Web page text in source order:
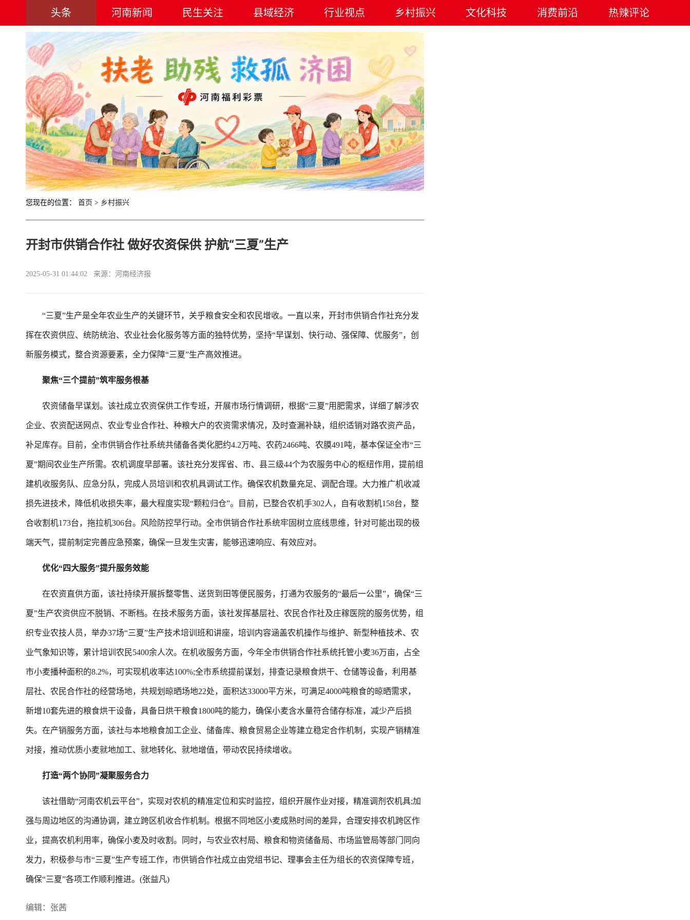
头条 河南新闻 民生关注 县域经济 行业视点 乡村振兴 文化科技 消费前沿 热辣评论
您现在的位置： 首页 > 乡村振兴
开封市供销合作社 做好农资保供 护航“三夏”生产
2025-05-31 01:44:02 来源：河南经济报
“三夏”生产是全年农业生产的关键环节，关乎粮食安全和农民增收。一直以来，开封市供销合作社充分发
挥在农资供应、统防统治、农业社会化服务等方面的独特优势，坚持“早谋划、快行动、强保障、优服务”，创
新服务模式，整合资源要素，全力保障“三夏”生产高效推进。
聚焦“三个提前”筑牢服务根基
农资储备早谋划。该社成立农资保供工作专班，开展市场行情调研，根据“三夏”用肥需求，详细了解涉农
企业、农资配送网点、农业专业合作社、种粮大户的农资需求情况，及时查漏补缺，组织适销对路农资产品，
补足库存。目前，全市供销合作社系统共储备各类化肥约4.2万吨、农药2466吨、农膜491吨，基本保证全市“三
夏”期间农业生产所需。农机调度早部署。该社充分发挥省、市、县三级44个为农服务中心的枢纽作用，提前组
建机收服务队、应急分队，完成人员培训和农机具调试工作。确保农机数量充足、调配合理。大力推广机收减
损先进技术，降低机收损失率，最大程度实现“颗粒归仓”。目前，已整合农机手302人，自有收割机158台，整
合收割机173台，拖拉机306台。风险防控早行动。全市供销合作社系统牢固树立底线思维，针对可能出现的极
端天气，提前制定完善应急预案，确保一旦发生灾害，能够迅速响应、有效应对。
优化“四大服务”提升服务效能
在农资直供方面，该社持续开展拆整零售、送货到田等便民服务，打通为农服务的“最后一公里”，确保“三
夏”生产农资供应不脱销、不断档。在技术服务方面，该社发挥基层社、农民合作社及庄稼医院的服务优势，组
织专业农技人员，举办37场“三夏”生产技术培训班和讲座，培训内容涵盖农机操作与维护、新型种植技术、农
业气象知识等，累计培训农民5400余人次。在机收服务方面，今年全市供销合作社系统托管小麦36万亩，占全
市小麦播种面积的8.2%，可实现机收率达100%;全市系统提前谋划，排查记录粮食烘干、仓储等设备，利用基
层社、农民合作社的经营场地，共规划晾晒场地22处，面积达33000平方米，可满足4000吨粮食的晾晒需求，
新增10套先进的粮食烘干设备，具备日烘干粮食1800吨的能力，确保小麦含水量符合储存标准，减少产后损
失。在产销服务方面，该社与本地粮食加工企业、储备库、粮食贸易企业等建立稳定合作机制，实现产销精准
对接，推动优质小麦就地加工、就地转化、就地增值，带动农民持续增收。
打造“两个协同”凝聚服务合力
该社借助“河南农机云平台”，实现对农机的精准定位和实时监控，组织开展作业对接，精准调剂农机具;加
强与周边地区的沟通协调，建立跨区机收合作机制。根据不同地区小麦成熟时间的差异，合理安排农机跨区作
业，提高农机利用率，确保小麦及时收割。同时，与农业农村局、粮食和物资储备局、市场监管局等部门同向
发力，积极参与市“三夏”生产专班工作，市供销合作社成立由党组书记、理事会主任为组长的农资保障专班，
确保“三夏”各项工作顺利推进。(张益凡)
编辑：张茜